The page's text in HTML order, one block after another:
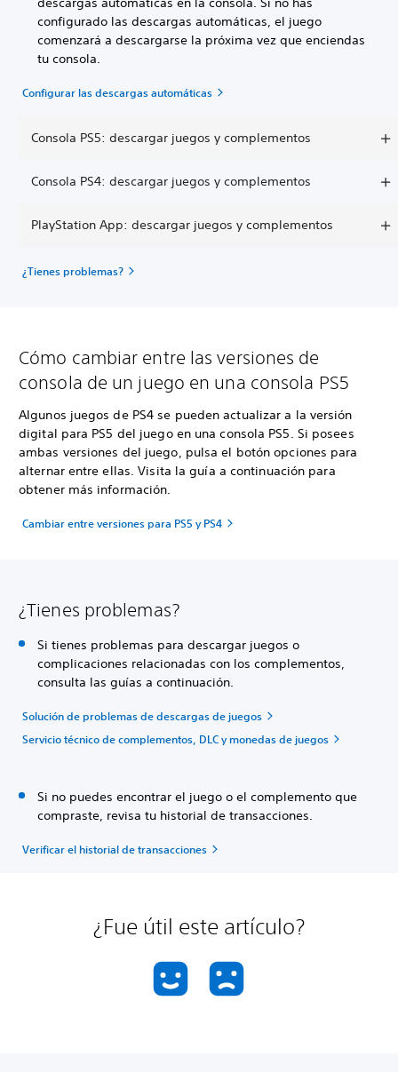
configurado las descargas automáticas, el juego
comenzará a descargarse la próxima vez que enciendas
tu consola.
Configurar las descargas automáticas
Consola PS5: descargar juegos y complementos
Consola PS4: descargar juegos y complementos
PlayStation App: descargar juegos y complementos
¿Tienes problemas?
Cómo cambiar entre las versiones de
consola de un juego en una consola PS5
Algunos juegos de PS4 se pueden actualizar a la versión
digital para PS5 del juego en una consola PS5. Si posees
ambas versiones del juego, pulsa el botón opciones para
alternar entre ellas. Visita la guía a continuación para
obtener más información.
Cambiar entre versiones para PS5 y PS4
¿Tienes problemas?
Si tienes problemas para descargar juegos o
complicaciones relacionadas con los complementos,
consulta las guías a continuación.
Solución de problemas de descargas de juegos
Servicio técnico de complementos, DLC y monedas de juegos
Si no puedes encontrar el juego o el complemento que
compraste, revisa tu historial de transacciones.
Verificar el historial de transacciones
¿Fue útil este artículo?